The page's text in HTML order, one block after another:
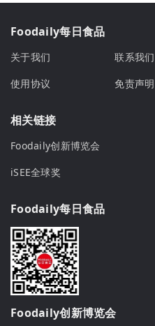
Foodaily每日食品
关于我们 联系我们
使用协议
免责声明
相关链接
Foodaily创新博览会
iSEE全球奖
Foodaily每日食品
Foodaily创新博览会